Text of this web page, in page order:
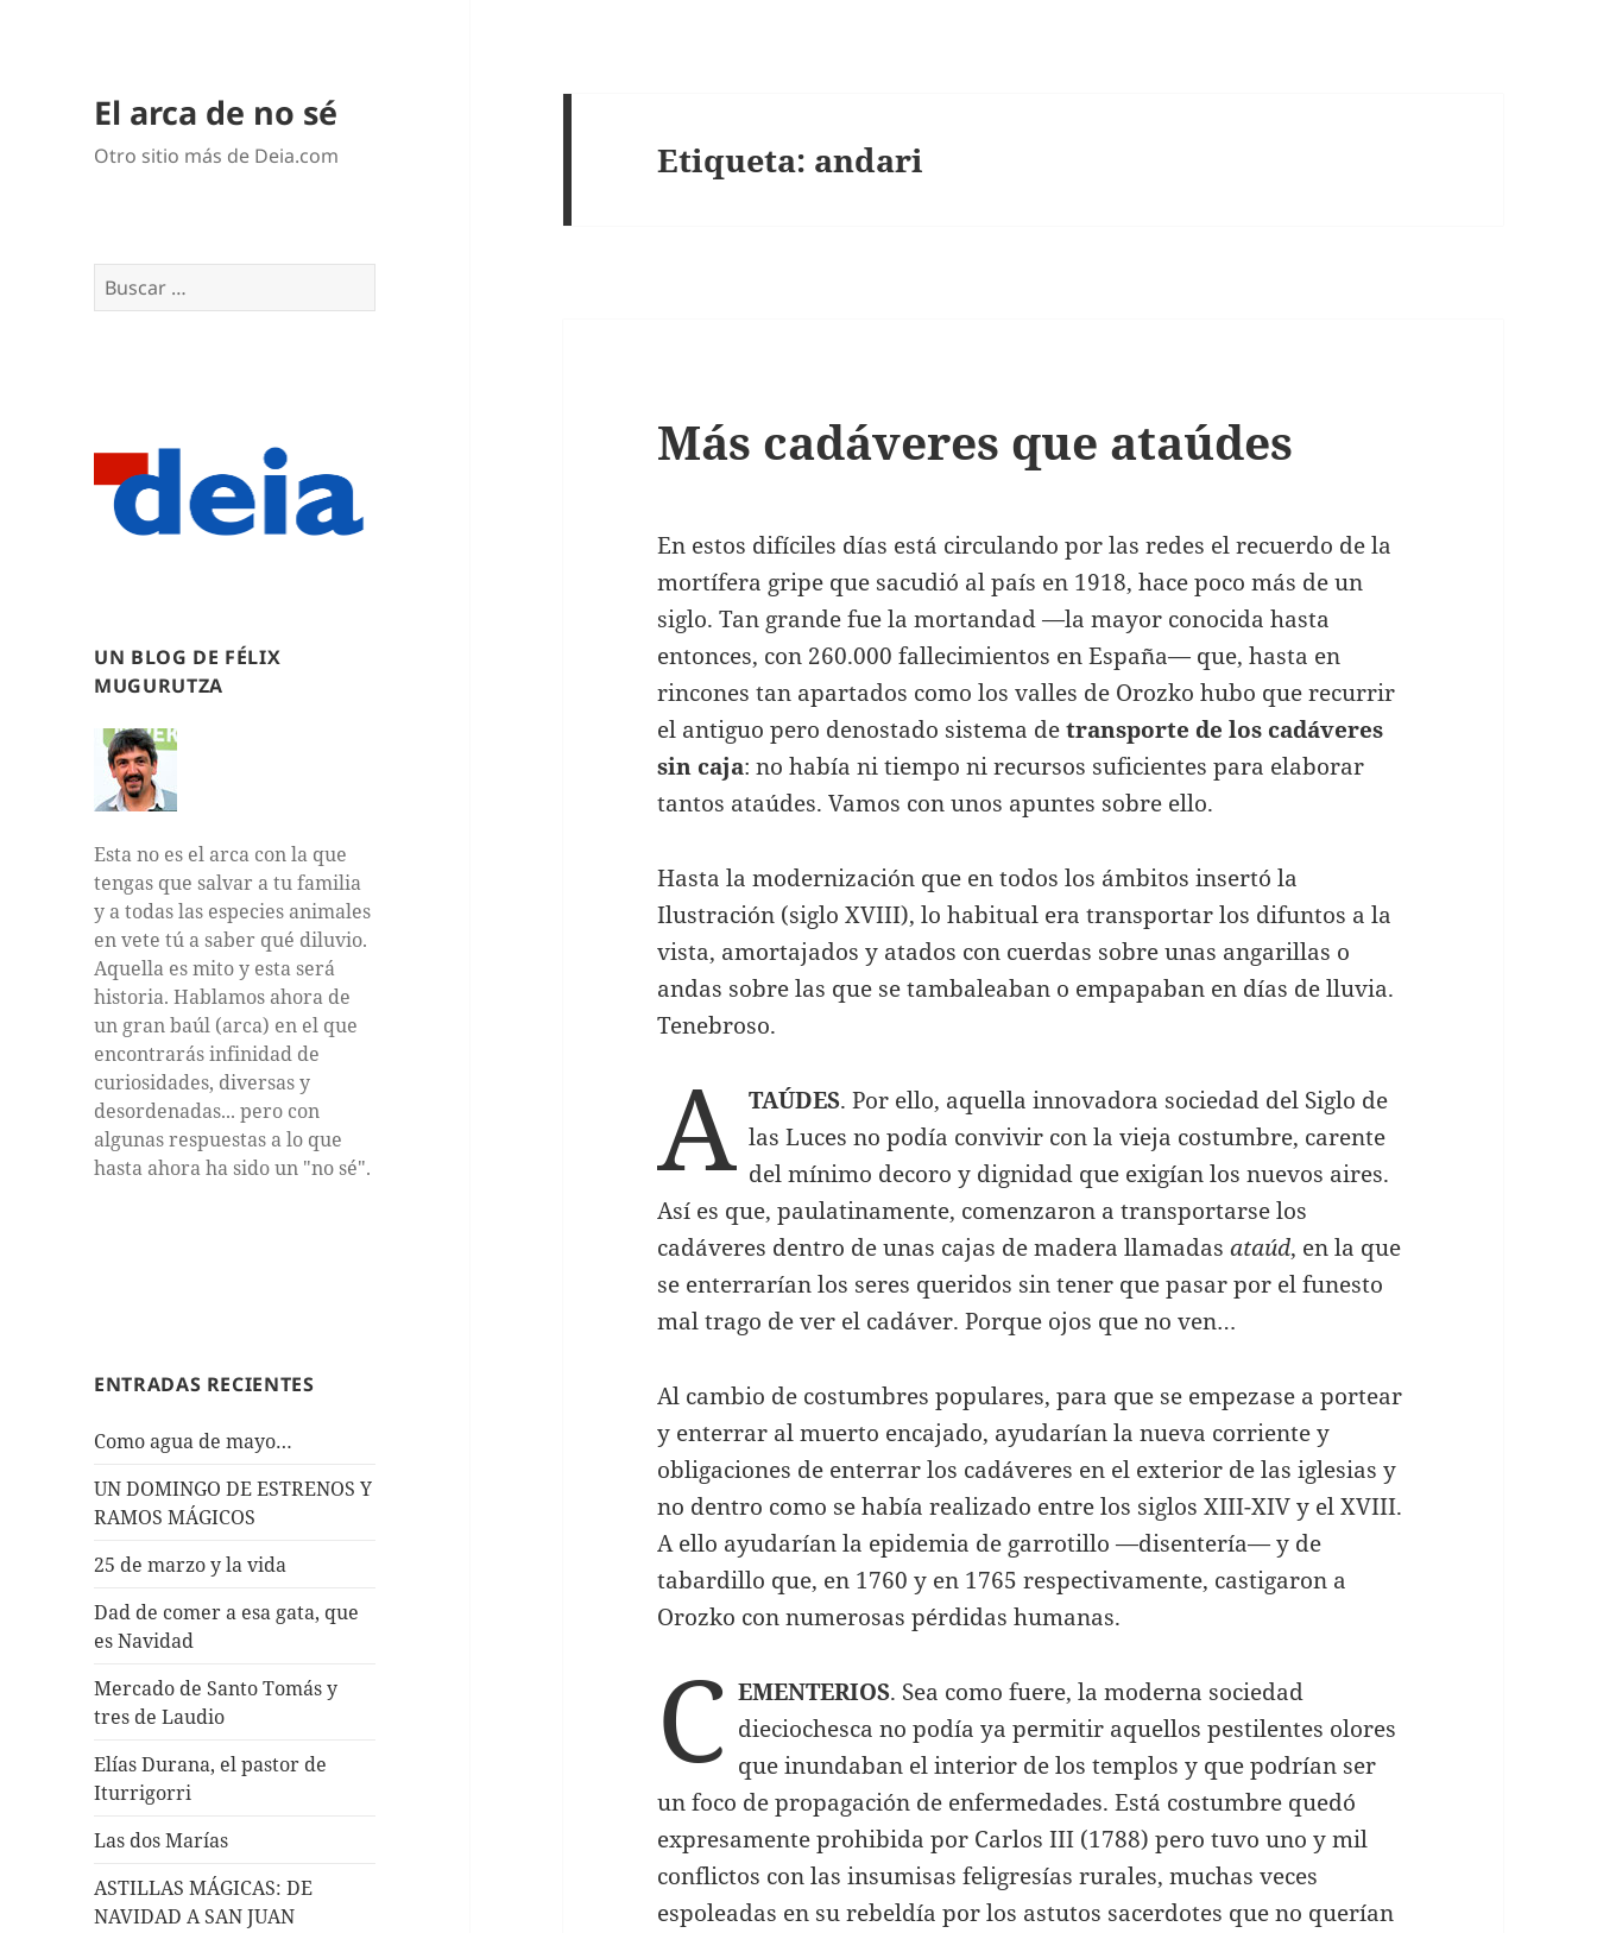
El arca de no sé
Otro sitio más de Deia.com
Buscar:
UN BLOG DE FÉLIX
MUGURUTZA
Esta no es el arca con la que
tengas que salvar a tu familia
y a todas las especies animales
en vete tú a saber qué diluvio.
Aquella es mito y esta será
historia. Hablamos ahora de
un gran baúl (arca) en el que
encontrarás infinidad de
curiosidades, diversas y
desordenadas... pero con
algunas respuestas a lo que
hasta ahora ha sido un "no sé".
ENTRADAS RECIENTES
Como agua de mayo…
UN DOMINGO DE ESTRENOS Y
RAMOS MÁGICOS
25 de marzo y la vida
Dad de comer a esa gata, que
es Navidad
Mercado de Santo Tomás y
tres de Laudio
Elías Durana, el pastor de
Iturrigorri
Las dos Marías
ASTILLAS MÁGICAS: DE
NAVIDAD A SAN JUAN
Etiqueta: andari
Más cadáveres que ataúdes
En estos difíciles días está circulando por las redes el recuerdo de la
mortífera gripe que sacudió al país en 1918, hace poco más de un
siglo. Tan grande fue la mortandad —la mayor conocida hasta
entonces, con 260.000 fallecimientos en España— que, hasta en
rincones tan apartados como los valles de Orozko hubo que recurrir
el antiguo pero denostado sistema detransporte de los cadáveres
sin caja: no había ni tiempo ni recursos suficientes para elaborar
tantos ataúdes. Vamos con unos apuntes sobre ello.
Hasta la modernización que en todos los ámbitos insertó la
Ilustración (siglo XVIII), lo habitual era transportar los difuntos a la
vista, amortajados y atados con cuerdas sobre unas angarillas o
andas sobre las que se tambaleaban o empapaban en días de lluvia.
Tenebroso.
A TAÚDES. Por ello, aquella innovadora sociedad del Siglo de
las Luces no podía convivir con la vieja costumbre, carente
del mínimo decoro y dignidad que exigían los nuevos aires.
Así es que, paulatinamente, comenzaron a transportarse los
cadáveres dentro de unas cajas de madera llamadasataúd, en la que
se enterrarían los seres queridos sin tener que pasar por el funesto
mal trago de ver el cadáver. Porque ojos que no ven…
Al cambio de costumbres populares, para que se empezase a portear
y enterrar al muerto encajado, ayudarían la nueva corriente y
obligaciones de enterrar los cadáveres en el exterior de las iglesias y
no dentro como se había realizado entre los siglos XIII-XIV y el XVIII.
A ello ayudarían la epidemia de garrotillo —disentería— y de
tabardillo que, en 1760 y en 1765 respectivamente, castigaron a
Orozko con numerosas pérdidas humanas.
C EMENTERIOS. Sea como fuere, la moderna sociedad
dieciochesca no podía ya permitir aquellos pestilentes olores
que inundaban el interior de los templos y que podrían ser
un foco de propagación de enfermedades. Está costumbre quedó
expresamente prohibida por Carlos III (1788) pero tuvo uno y mil
conflictos con las insumisas feligresías rurales, muchas veces
espoleadas en su rebeldía por los astutos sacerdotes que no querían